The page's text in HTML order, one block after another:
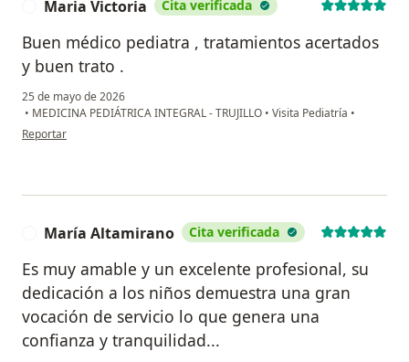
Maria Victoria Cita verificada
Buen médico pediatra , tratamientos acertados
y buen trato .
25 de mayo de 2026
• MEDICINA PEDIÁTRICA INTEGRAL - TRUJILLO • Visita Pediatría •
en opinión del usuario Maria Victoria
Reportar
María Altamirano Cita verificada
Es muy amable y un excelente profesional, su
dedicación a los niños demuestra una gran
vocación de servicio lo que genera una
confianza y tranquilidad...